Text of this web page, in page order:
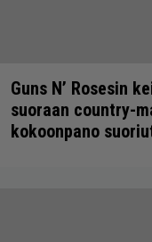
Guns N’ Rosesin
suoraan country-
kokoonpano